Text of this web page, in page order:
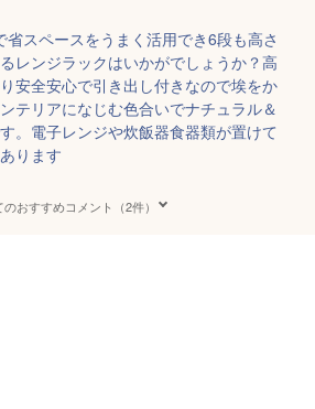
スペースをうまく活用でき6段も高さ
レンジラックはいかがでしょうか？高
安全安心で引き出し付きなので埃をか
テリアになじむ色合いでナチュラル＆
。電子レンジや炊飯器食器類が置けて
ります
のおすすめコメント（2件）